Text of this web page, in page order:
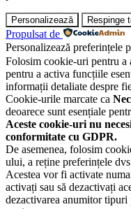
Personalizează Respinge
Propulsat de
Personalizează preferințele
Folosim cookie-uri pentru a
pentru a activa funcțiile
informații detaliate despre
Cookie-urile marcate ca
deoarece sunt esențiale
Aceste cookie-uri nu
conformitate cu GDPR.
De asemenea, folosim
ului, a reține preferințele
Acestea vor fi activate
activați sau să dezactivați
dezactivarea anumitor tipuri